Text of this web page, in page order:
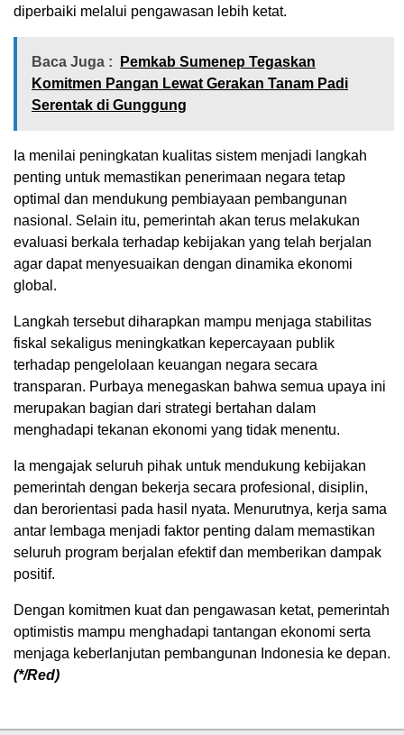
diperbaiki melalui pengawasan lebih ketat.
Baca Juga :
Pemkab Sumenep Tegaskan
Komitmen Pangan Lewat Gerakan Tanam Padi
Serentak di Gunggung
Ia menilai peningkatan kualitas sistem menjadi langkah
penting untuk memastikan penerimaan negara tetap
optimal dan mendukung pembiayaan pembangunan
nasional. Selain itu, pemerintah akan terus melakukan
evaluasi berkala terhadap kebijakan yang telah berjalan
agar dapat menyesuaikan dengan dinamika ekonomi
global.
Langkah tersebut diharapkan mampu menjaga stabilitas
fiskal sekaligus meningkatkan kepercayaan publik
terhadap pengelolaan keuangan negara secara
transparan. Purbaya menegaskan bahwa semua upaya ini
merupakan bagian dari strategi bertahan dalam
menghadapi tekanan ekonomi yang tidak menentu.
Ia mengajak seluruh pihak untuk mendukung kebijakan
pemerintah dengan bekerja secara profesional, disiplin,
dan berorientasi pada hasil nyata. Menurutnya, kerja sama
antar lembaga menjadi faktor penting dalam memastikan
seluruh program berjalan efektif dan memberikan dampak
positif.
Dengan komitmen kuat dan pengawasan ketat, pemerintah
optimistis mampu menghadapi tantangan ekonomi serta
menjaga keberlanjutan pembangunan Indonesia ke depan.
(*/Red)